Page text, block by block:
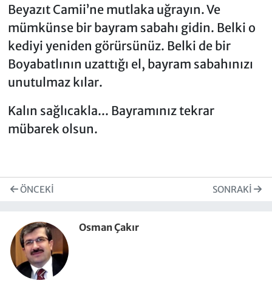
Beyazıt Camii’ne mutlaka uğrayın. Ve
mümkünse bir bayram sabahı gidin. Belki o
kediyi yeniden görürsünüz. Belki de bir
Boyabatlının uzattığı el, bayram sabahınızı
unutulmaz kılar.
Kalın sağlıcakla... Bayramınız tekrar
mübarek olsun.
ÖNCEKI SONRAKI
Osman Çakır